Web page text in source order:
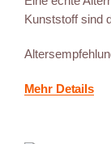
Kunststoff sind
Mehr Details